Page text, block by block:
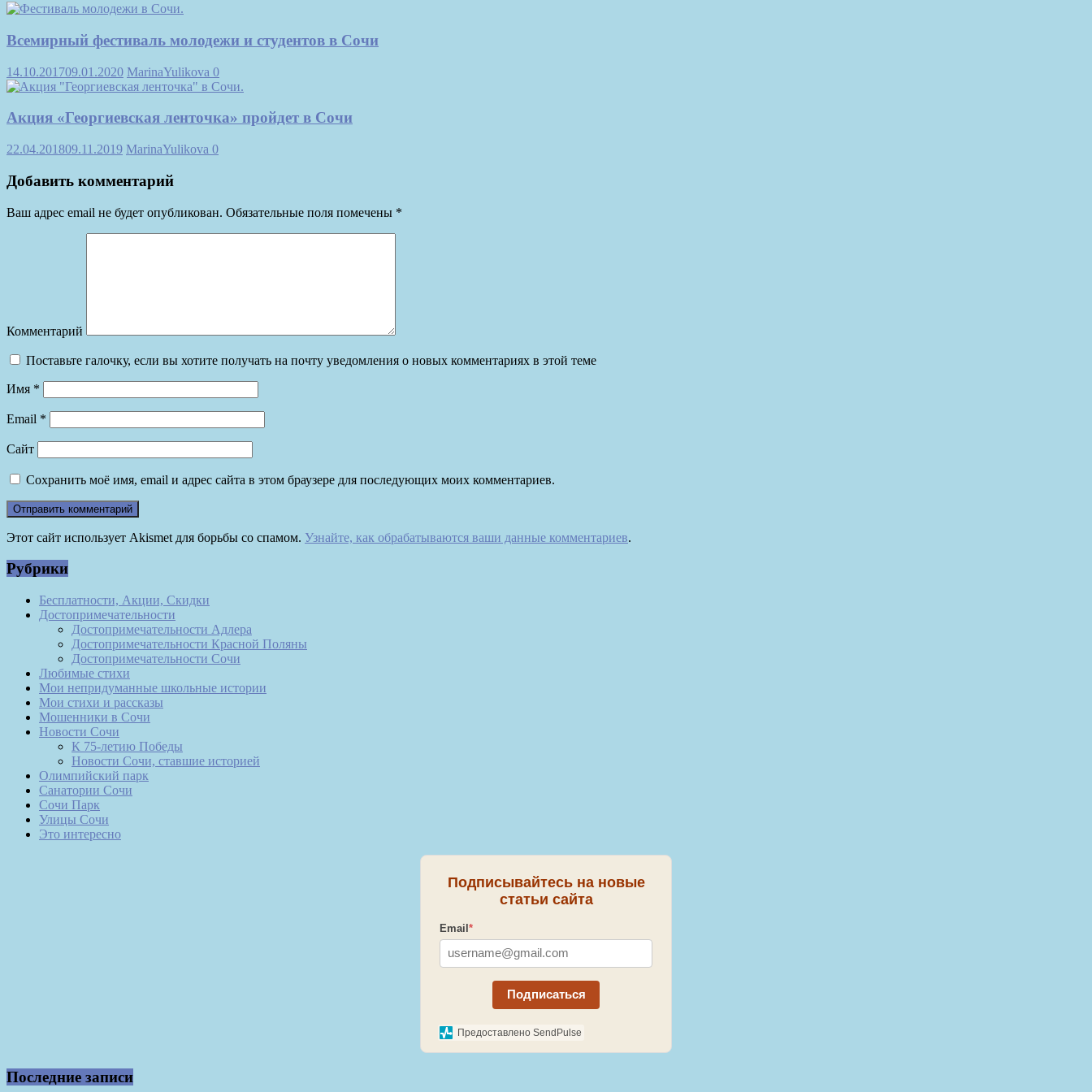
Всемирный фестиваль молодежи и студентов в Сочи
14.10.201709.01.2020 MarinaYulikova 0
Акция «Георгиевская ленточка» пройдет в Сочи
22.04.201809.11.2019 MarinaYulikova 0
Добавить комментарий
Ваш адрес email не будет опубликован. Обязательные поля помечены *
Комментарий
Поставьте галочку, если вы хотите получать на почту уведомления о новых комментариях в этой теме
Имя *
Email *
Сайт
Сохранить моё имя, email и адрес сайта в этом браузере для последующих моих комментариев.
Этот сайт использует Akismet для борьбы со спамом. Узнайте, как обрабатываются ваши данные комментариев.
Рубрики
Бесплатности, Акции, Скидки
Достопримечательности
Достопримечательности Адлера
Достопримечательности Красной Поляны
Достопримечательности Сочи
Любимые стихи
Мои непридуманные школьные истории
Мои стихи и рассказы
Мошенники в Сочи
Новости Сочи
К 75-летию Победы
Новости Сочи, ставшие историей
Олимпийский парк
Санатории Сочи
Сочи Парк
Улицы Сочи
Это интересно
Подписывайтесь на новые
статьи сайта
Email *
Подписаться
Предоставлено SendPulse
Последние записи